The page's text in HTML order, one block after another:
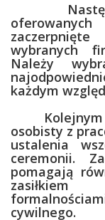
wybranych
Należy
każdym
Kolejnym
osobisty z
ustalenia
ceremonii.
pomagają
cywilnego.